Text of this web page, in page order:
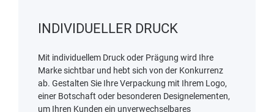
INDIVIDUELLER DRUCK
Mit individuellem Druck oder Prägung wird Ihre
Marke sichtbar und hebt sich von der Konkurrenz
ab. Gestalten Sie Ihre Verpackung mit Ihrem Logo,
einer Botschaft oder besonderen Designelementen,
um Ihren Kunden ein unverwechselbares